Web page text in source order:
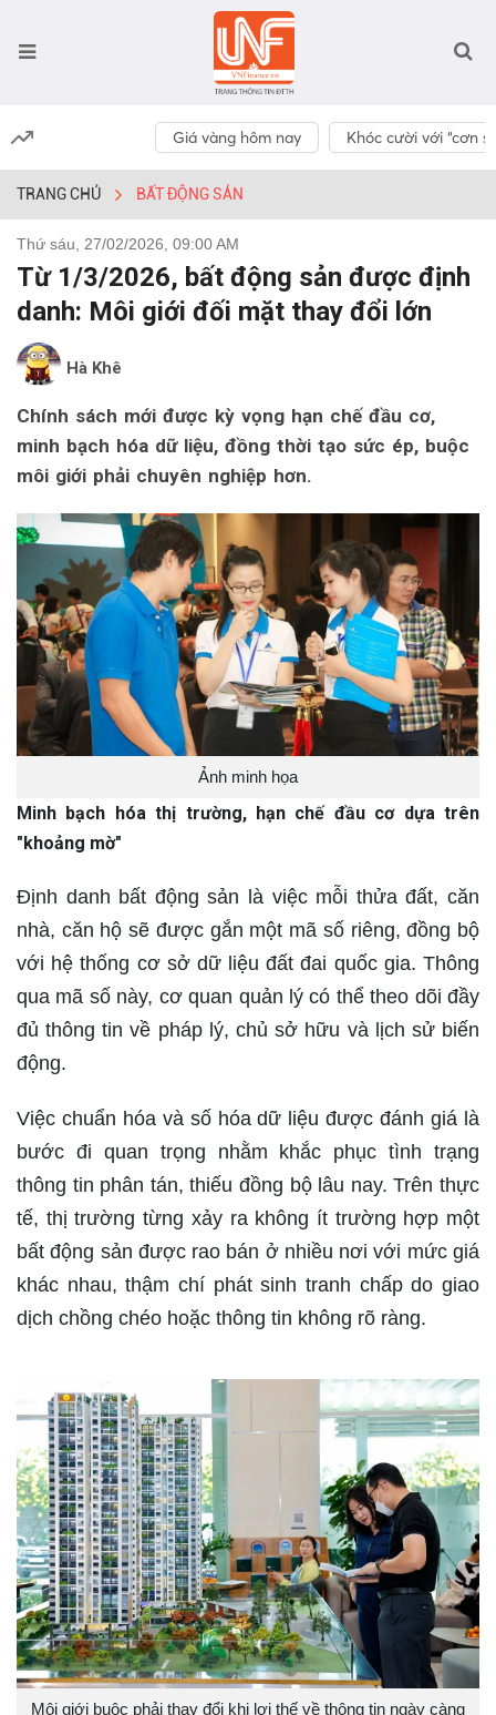
Giá vàng hôm nay Khóc cười với “cơn
TRANG CHỦ BẤT ĐỘNG SẢN
Thứ sáu, 27/02/2026, 09:00 AM
Từ 1/3/2026, bất động sản được định
danh: Môi giới đối mặt thay đổi lớn
Hà Khê
Chính sách mới được kỳ vọng hạn chế đầu cơ,
minh bạch hóa dữ liệu, đồng thời tạo sức ép, buộc
môi giới phải chuyên nghiệp hơn.
Ảnh minh họa
Minh bạch hóa thị trường, hạn chế đầu cơ dựa trên
"khoảng mờ"
Định danh bất động sản là việc mỗi thửa đất, căn
nhà, căn hộ sẽ được gắn một mã số riêng, đồng bộ
với hệ thống cơ sở dữ liệu đất đai quốc gia. Thông
qua mã số này, cơ quan quản lý có thể theo dõi đầy
đủ thông tin về pháp lý, chủ sở hữu và lịch sử biến
động.
Việc chuẩn hóa và số hóa dữ liệu được đánh giá là
bước đi quan trọng nhằm khắc phục tình trạng
thông tin phân tán, thiếu đồng bộ lâu nay. Trên thực
tế, thị trường từng xảy ra không ít trường hợp một
bất động sản được rao bán ở nhiều nơi với mức giá
khác nhau, thậm chí phát sinh tranh chấp do giao
dịch chồng chéo hoặc thông tin không rõ ràng.
Môi giới buộc phải thay đổi khi lợi thế về thông tin ngày càng